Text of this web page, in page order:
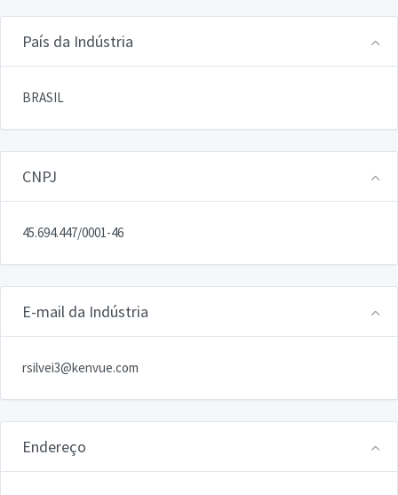
País da Indústria
BRASIL
CNPJ
45.694.447/0001-46
E-mail da Indústria
rsilvei3@kenvue.com
Endereço